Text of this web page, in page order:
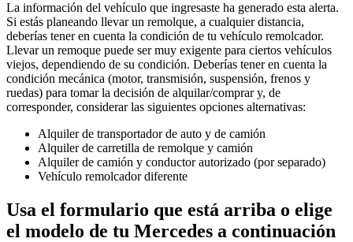
La información del vehículo que ingresaste ha generado esta alerta.
Si estás planeando llevar un remolque, a cualquier distancia,
deberías tener en cuenta la condición de tu vehículo remolcador.
Llevar un remoque puede ser muy exigente para ciertos vehículos
viejos, dependiendo de su condición. Deberías tener en cuenta la
condición mecánica (motor, transmisión, suspensión, frenos y
ruedas) para tomar la decisión de alquilar/comprar y, de
corresponder, considerar las siguientes opciones alternativas:
Alquiler de transportador de auto y de camión
Alquiler de carretilla de remolque y camión
Alquiler de camión y conductor autorizado (por separado)
Vehículo remolcador diferente
Usa el formulario que está arriba o elige
el modelo de tu Mercedes a continuación